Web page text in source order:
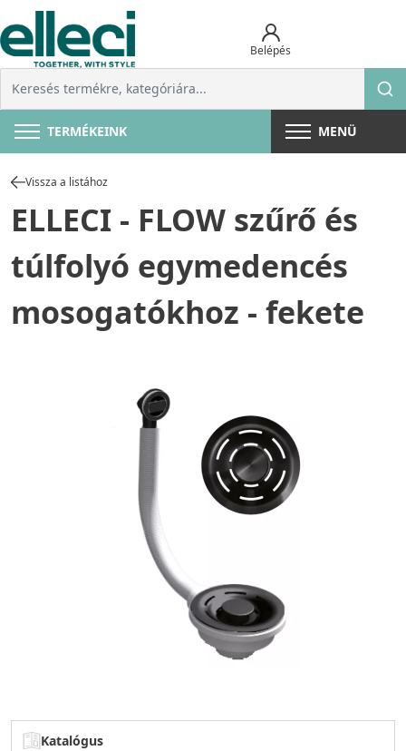
Belépés
TERMÉKEINK MENÜ
Vissza a listához
ELLECI - FLOW szűrő és
túlfolyó egymedencés
mosogatókhoz - fekete
Katalógus